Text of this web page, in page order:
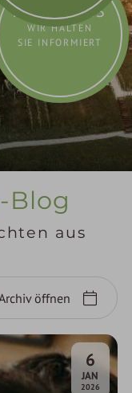
AKTUELLES
WIR HALTEN
SIE INFORMIERT
Blog
aus
öffnen
6
JAN
2026